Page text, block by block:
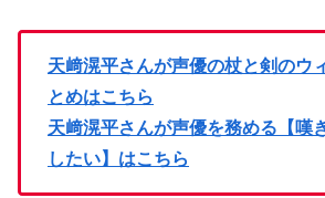
天﨑滉平さんが声優の杖と剣のウ
とめはこちら
天﨑滉平さんが声優を務める【嘆
したい】はこちら